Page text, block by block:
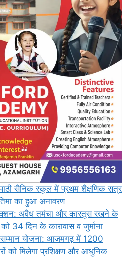
सैनिक स्कूल में प्रथम शैक्षणिक सत्र
का हुआ अनावरण
अवैध तमंचा और कारतूस रखने के
34 दिन के कारावास व जुर्माना
सम्मान योजना: आजमगढ़ में 1200
को मिलेगा प्रशिक्षण और आधुनिक